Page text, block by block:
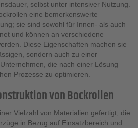
selbst unter intensiver Nutzung.
eine bemerkenswerte
sie sind sowohl für Innen- als auch
und können an verschiedene
Diese Eigenschaften machen sie
sondern auch zu einer
die nach einer Lösung
Prozesse zu optimieren.
von Bockrollen
Vielzahl von Materialien gefertigt, die
in Bezug auf Einsatzbereich und